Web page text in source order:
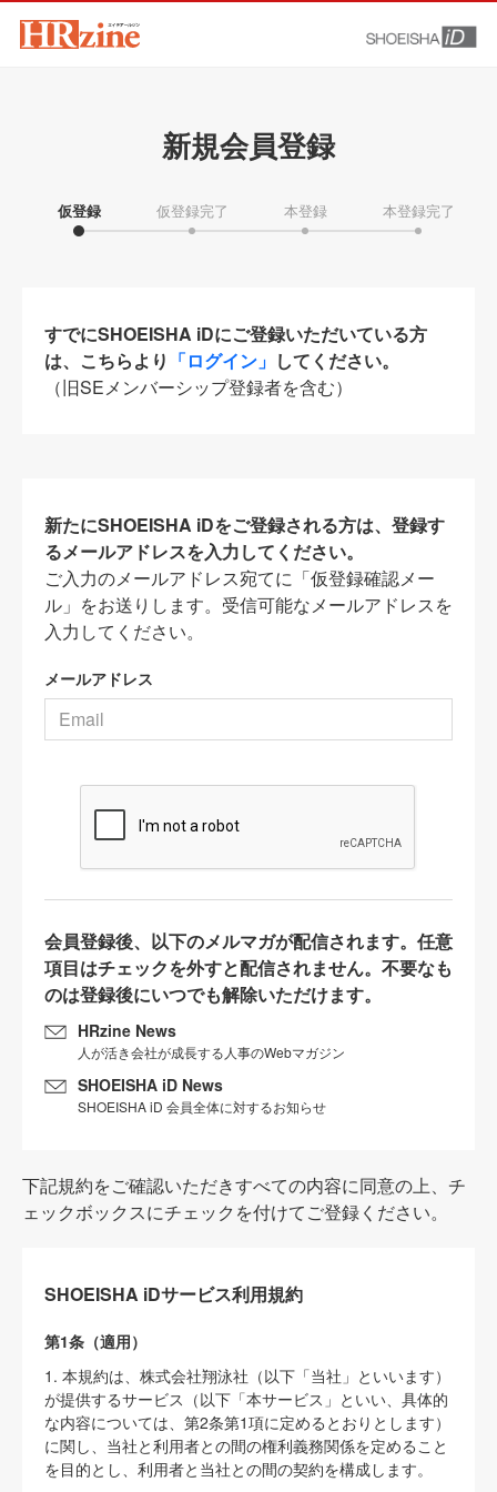
新規会員登録
仮登録 仮登録完了 本登録 本登録完了
すでにSHOEISHA iDにご登録いただいている方
は、こちらより 「ログイン」 してください。
（旧SEメンバーシップ登録者を含む）
新たにSHOEISHA iDをご登録される方は、登録す
るメールアドレスを入力してください。
ご入力のメールアドレス宛てに「仮登録確認メー
ル」をお送りします。受信可能なメールアドレスを
入力してください。
メールアドレス
会員登録後、以下のメルマガが配信されます。任意
項目はチェックを外すと配信されません。不要なも
のは登録後にいつでも解除いただけます。
HRzine News
人が活き会社が成長する人事のWebマガジン
SHOEISHA iD News
SHOEISHA iD 会員全体に対するお知らせ
下記規約をご確認いただきすべての内容に同意の上、チ
ェックボックスにチェックを付けてご登録ください。
SHOEISHA iDサービス利用規約
第1条（適用）
1. 本規約は、株式会社翔泳社（以下「当社」といいます）
が提供するサービス（以下「本サービス」といい、具体的
な内容については、第2条第1項に定めるとおりとします）
に関し、当社と利用者との間の権利義務関係を定めること
を目的とし、利用者と当社との間の契約を構成します。